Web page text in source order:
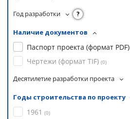
Год разработки ?
Наличие документов
Паспорт проекта (формат PDF)
Чертежи (формат TIF) (0)
Десятилетие разработки проекта
Годы строительства по проекту
1961 (0)